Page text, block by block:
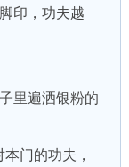
印，功夫越
里遍洒银粉的
门的功夫，